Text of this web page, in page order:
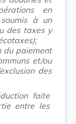
en
à un
des taxes y
du paiement
et/ou
des
faite
entre les